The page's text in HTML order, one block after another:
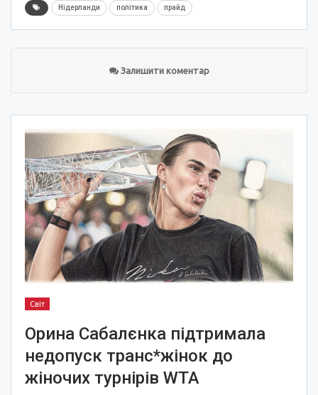
Нідерланди політика прайд
Залишити коментар
Світ
Орина Сабалєнка підтримала
недопуск транс*жінок до
жіночих турнірів WTA